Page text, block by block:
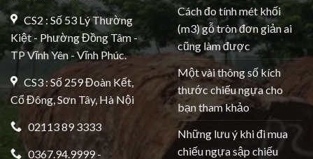
CS2 : Số 53 Lý Thường
Kiệt - Phường Đồng Tâm -
TP Vĩnh Yên - Vĩnh Phúc.
CS3 : Số 259 Đoàn Kết,
Cổ Đông, Sơn Tây, Hà Nội
02113 89 3333
0367.94.9999 -
Cách đo tính mét khối
(m3) gỗ tròn đơn giản ai
cũng làm được
Một vài thông số kích
thước chiếu ngựa cho
bạn tham khảo
Những lưu ý khi đi mua
chiếu ngựa sập chiếu